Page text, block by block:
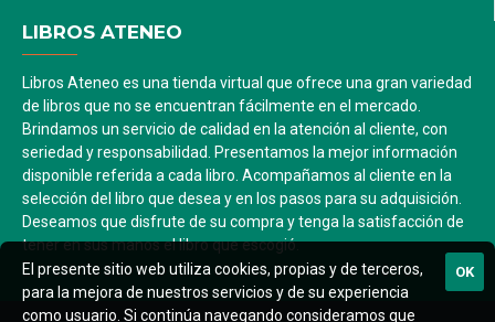
LIBROS ATENEO
Libros Ateneo es una tienda virtual que ofrece una gran variedad
de libros que no se encuentran fácilmente en el mercado.
Brindamos un servicio de calidad en la atención al cliente, con
seriedad y responsabilidad. Presentamos la mejor información
disponible referida a cada libro. Acompañamos al cliente en la
selección del libro que desea y en los pasos para su adquisición.
Deseamos que disfrute de su compra y tenga la satisfacción de
tener en sus manos el libro que escogió.
OK
El presente sitio web utiliza cookies, propias y de terceros,
para la mejora de nuestros servicios y de su experiencia
como usuario. Si continúa navegando consideramos que